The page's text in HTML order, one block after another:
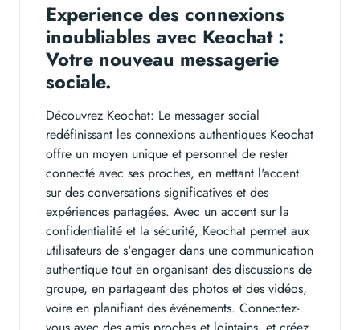
Experience des connexions
inoubliables avec Keochat :
Votre nouveau messagerie
sociale.
Découvrez Keochat: Le messager social
redéfinissant les connexions authentiques Keochat
offre un moyen unique et personnel de rester
connecté avec ses proches, en mettant l'accent
sur des conversations significatives et des
expériences partagées. Avec un accent sur la
confidentialité et la sécurité, Keochat permet aux
utilisateurs de s'engager dans une communication
authentique tout en organisant des discussions de
groupe, en partageant des photos et des vidéos,
voire en planifiant des événements. Connectez-